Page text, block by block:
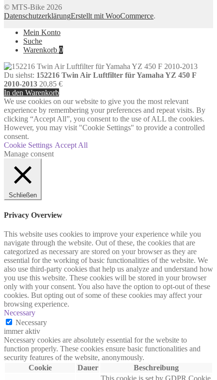
© MTS-Bike 2026
DatenschutzerklärungErstellt mit WooCommerce.
Mein Konto
Suche
Warenkorb 0
Du siehst: 152216 Twin Air Luftfilter für Yamaha YZ 450 F
2010-2013 20,85 €
In den Warenkorb
We use cookies on our website to give you the most relevant
experience by remembering your preferences and repeat visits. By
clicking “Accept All”, you consent to the use of ALL the cookies.
However, you may visit "Cookie Settings" to provide a controlled
consent.
Cookie Settings Accept All
Manage consent
Schließen
Privacy Overview
This website uses cookies to improve your experience while you
navigate through the website. Out of these, the cookies that are
categorized as necessary are stored on your browser as they are
essential for the working of basic functionalities of the website. We
also use third-party cookies that help us analyze and understand how
you use this website. These cookies will be stored in your browser
only with your consent. You also have the option to opt-out of these
cookies. But opting out of some of these cookies may affect your
browsing experience.
Necessary
Necessary
immer aktiv
Necessary cookies are absolutely essential for the website to
function properly. These cookies ensure basic functionalities and
security features of the website, anonymously.
Cookie
Dauer
Beschreibung
This cookie is set by GDPR Cookie